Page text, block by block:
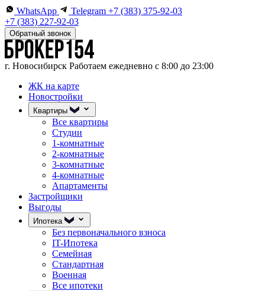
WhatsApp Telegram +7 (383) 375-92-03
+7 (383) 227-92-03
Обратный звонок
г. Новосибирск Работаем ежедневно с 8:00 до 23:00
ЖК на карте
Новостройки
Квартиры
Все квартиры
Студии
1-комнатные
2-комнатные
3-комнатные
4-комнатные
Апартаменты
Застройщики
Выгоды
Ипотека
Без первоначального взноса
IT-Ипотека
Семейная
Стандартная
Военная
Все ипотеки